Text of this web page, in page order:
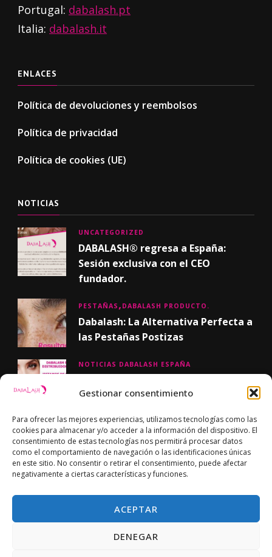
Gestionar consentimiento
Para ofrecer las mejores experiencias, utilizamos tecnologías como las
cookies para almacenar y/o acceder a la información del dispositivo. El
consentimiento de estas tecnologías nos permitirá procesar datos
como el comportamiento de navegación o las identificaciones únicas
en este sitio. No consentir o retirar el consentimiento, puede afectar
negativamente a ciertas características y funciones.
ACEPTAR
DENEGAR
Portugal: dabalash.pt
Italia: dabalash.it
ENLACES
Política de devoluciones y reembolsos
Política de privacidad
Política de cookies (UE)
NOTICIAS
UNCATEGORIZED
DABALASH® regresa a España:
Sesión exclusiva con el CEO
fundador.
PESTAÑAS DABALASH PRODUCTO.
Dabalash: La Alternativa Perfecta a
las Pestañas Postizas
NOTICIAS DABALASH ESPAÑA
FACEBOOK
© Copyright 2024 Dabalash. Todos los derechos